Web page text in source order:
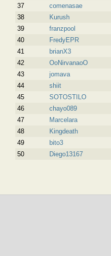
37
comenasae
38
Kurush
39
franzpool
40
FredyEPR
41
brianX3
42
OoNirvanaoO
43
jomava
44
shiit
45
SOTOSTILO
46
chayo089
47
Marcelara
48
Kingdeath
49
bito3
50
Diego13167